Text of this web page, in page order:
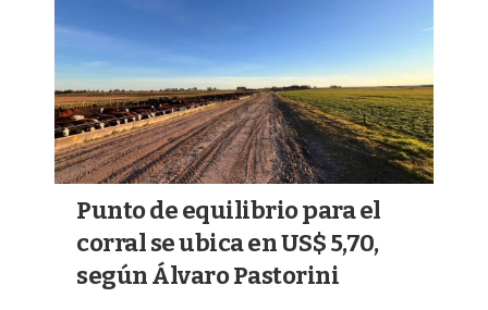
Punto de equilibrio para el
corral se ubica en US$ 5,70,
según Álvaro Pastorini